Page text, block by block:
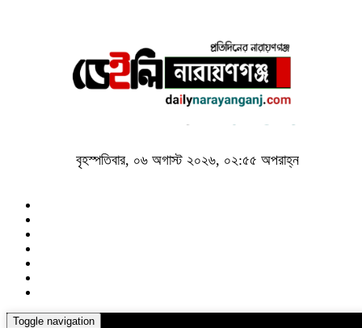
বৃহস্পতিবার, ০৬ অগাস্ট ২০২৬, ০২:৫৫ অপরাহ্ন
Toggle navigation